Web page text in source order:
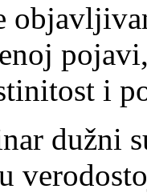
i
dužni